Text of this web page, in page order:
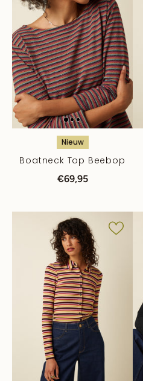
Nieuw
Boatneck Top Beebop
€69,95